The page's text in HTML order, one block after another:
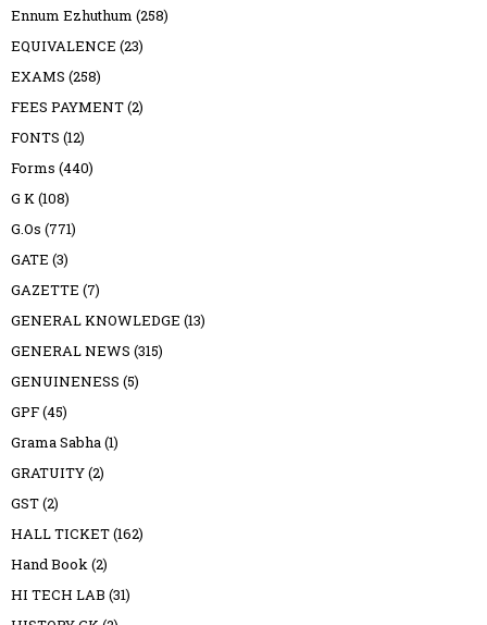
Ennum Ezhuthum (258)
EQUIVALENCE (23)
EXAMS (258)
FEES PAYMENT(2)
FONTS (12)
Forms (440)
G K(108)
G.Os (771)
GATE (3)
GAZETTE (7)
GENERAL KNOWLEDGE (13)
GENERAL NEWS (315)
GENUINENESS (5)
GPF(45)
Grama Sabha(1)
GRATUITY(2)
GST(2)
HALL TICKET(162)
Hand Book(2)
HI TECH LAB (31)